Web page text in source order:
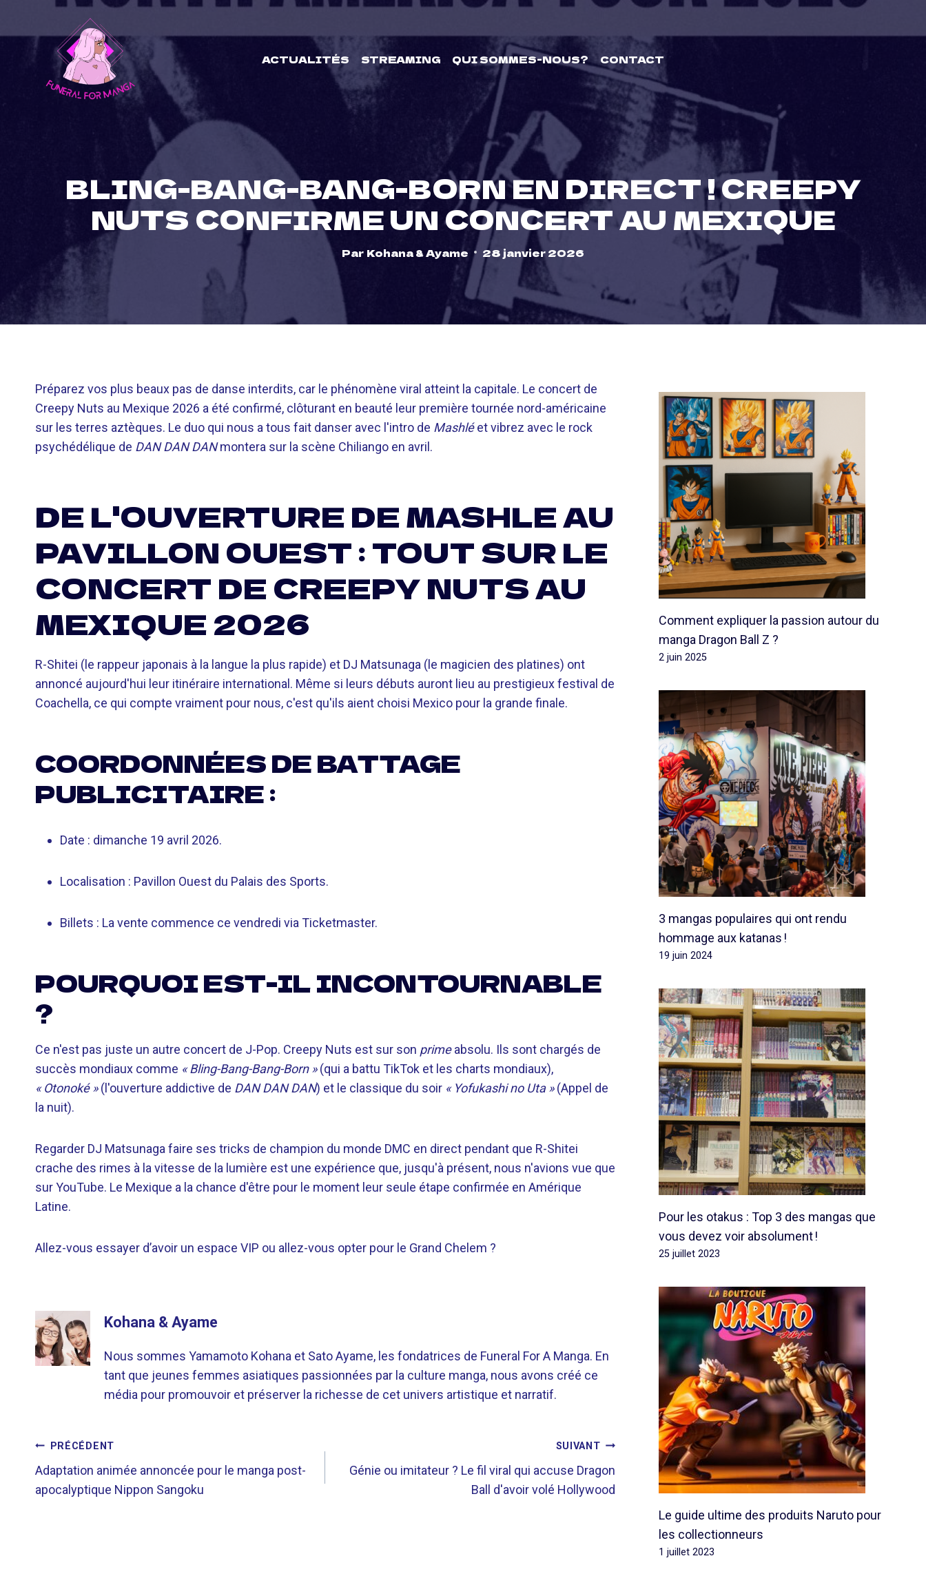
content
ACTUALITÉS STREAMING QUI SOMMES-NOUS? CONTACT
BLING-BANG-BANG-BORN EN DIRECT ! CREEPY
NUTS CONFIRME UN CONCERT AU MEXIQUE
Par Kohana & Ayame 28 janvier 2026
Préparez vos plus beaux pas de danse interdits, car le phénomène viral atteint la capitale. Le concert de
Creepy Nuts au Mexique 2026 a été confirmé, clôturant en beauté leur première tournée nord-américaine
sur les terres aztèques. Le duo qui nous a tous fait danser avec l'intro de Mashléet vibrez avec le rock
psychédélique de DAN DAN DANmontera sur la scène Chiliango en avril.
DE L'OUVERTURE DE MASHLE AU
PAVILLON OUEST : TOUT SUR LE
CONCERT DE CREEPY NUTS AU
MEXIQUE 2026
R-Shitei (le rappeur japonais à la langue la plus rapide) et DJ Matsunaga (le magicien des platines) ont
annoncé aujourd'hui leur itinéraire international. Même si leurs débuts auront lieu au prestigieux festival de
Coachella, ce qui compte vraiment pour nous, c'est qu'ils aient choisi Mexico pour la grande finale.
COORDONNÉES DE BATTAGE
PUBLICITAIRE :
Date : dimanche 19 avril 2026.
Localisation : Pavillon Ouest du Palais des Sports.
Billets : La vente commence ce vendredi via Ticketmaster.
POURQUOI EST-IL INCONTOURNABLE
?
Ce n'est pas juste un autre concert de J-Pop. Creepy Nuts est sur son primeabsolu. Ils sont chargés de
succès mondiaux comme « Bling-Bang-Bang-Born »(qui a battu TikTok et les charts mondiaux),
« Otonoké »(l'ouverture addictive de DAN DAN DAN) et le classique du soir « Yofukashi no Uta »(Appel de
la nuit).
Regarder DJ Matsunaga faire ses tricks de champion du monde DMC en direct pendant que R-Shitei
crache des rimes à la vitesse de la lumière est une expérience que, jusqu'à présent, nous n'avions vue que
sur YouTube. Le Mexique a la chance d'être pour le moment leur seule étape confirmée en Amérique
Latine.
Allez-vous essayer d’avoir un espace VIP ou allez-vous opter pour le Grand Chelem ?
Kohana & Ayame
Nous sommes Yamamoto Kohana et Sato Ayame, les fondatrices de Funeral For A Manga. En
tant que jeunes femmes asiatiques passionnées par la culture manga, nous avons créé ce
média pour promouvoir et préserver la richesse de cet univers artistique et narratif.
NAVIGATION
DE
PRÉCÉDENT
Adaptation animée annoncée pour le manga post-
apocalyptique Nippon Sangoku
SUIVANT
Génie ou imitateur ? Le fil viral qui accuse Dragon
Ball d'avoir volé Hollywood
Comment expliquer la passion autour du
manga Dragon Ball Z ?
2 juin 2025
3 mangas populaires qui ont rendu
hommage aux katanas !
19 juin 2024
Pour les otakus : Top 3 des mangas que
vous devez voir absolument !
25 juillet 2023
Le guide ultime des produits Naruto pour
les collectionneurs
1 juillet 2023